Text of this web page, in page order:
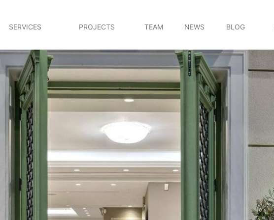
SERVICES PROJECTS TEAM NEWS BLOG